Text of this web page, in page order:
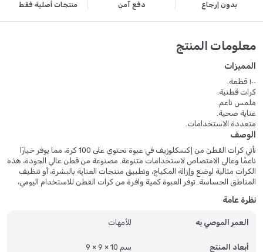
بدون إرجاع دفع آمن منتجات أصلية فقط
معلومات المنتج
المميزات
١٠٠ قطعة.
كرات قطنية.
ملمس ناعم.
عناية صحية.
متعددة الاستخدامات.
الوصف
تأتي كرات القطن من إكسكلوزيف في عبوة تحتوي على 100 كرة، مما يوفر خيارًا
ناعمًا وعالي الامتصاص لاستخدامات متنوعة. مصنوعة من قطن عالي الجودة، هذه
الكرات مثالية لوضع وإزالة المكياج، وتطبيق منتجات العناية بالبشرة، أو تنظيف
المناطق الحساسة. توفر العبوة كمية وافرة من كرات القطن للاستخدام اليومي،
نظرة عامة
العمر الموصي به للأمهات
أبعاد المنتج 9 × 9 × 10 سم